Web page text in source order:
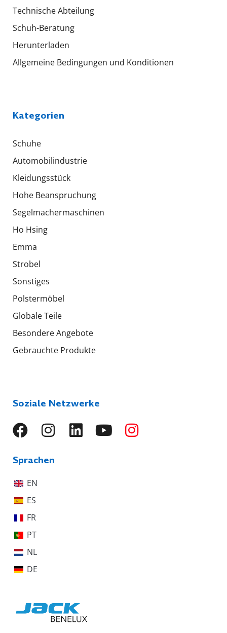
Technische Abteilung
Schuh-Beratung
Herunterladen
Allgemeine Bedingungen und Konditionen
Kategorien
Schuhe
Automobilindustrie
Kleidungsstück
Hohe Beanspruchung
Segelmachermaschinen
Ho Hsing
Emma
Strobel
Sonstiges
Polstermöbel
Globale Teile
Besondere Angebote
Gebrauchte Produkte
Soziale Netzwerke
Sprachen
EN
ES
FR
PT
NL
DE